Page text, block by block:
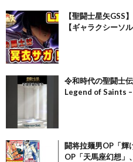
【聖闘士星矢GSS
【ギャラクシーソ
令和時代の聖闘士
Legend of Saints
闘将拉麺男OP「輝
OP「天馬座幻想」